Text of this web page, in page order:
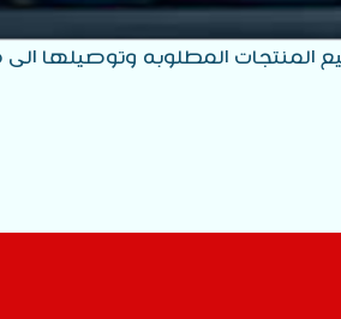
المنتجات المطلوبه وتوصيلها